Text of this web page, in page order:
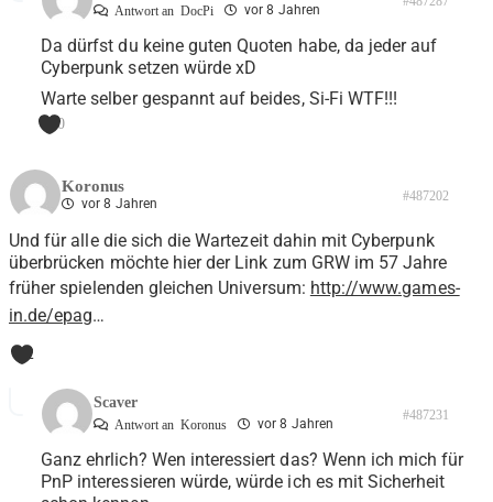
Antwort an DocPi vor 8 Jahren
Da dürfst du keine guten Quoten habe, da jeder auf
Cyberpunk setzen würde xD
Warte selber gespannt auf beides, Si-Fi WTF!!!
0
Koronus
vor 8 Jahren #487202
Und für alle die sich die Wartezeit dahin mit Cyberpunk
überbrücken möchte hier der Link zum GRW im 57 Jahre
früher spielenden gleichen Universum: http://www.games-
in.de/epag…
2
Scaver
Antwort an Koronus vor 8 Jahren
#487231
Ganz ehrlich? Wen interessiert das? Wenn ich mich für
PnP interessieren würde, würde ich es mit Sicherheit